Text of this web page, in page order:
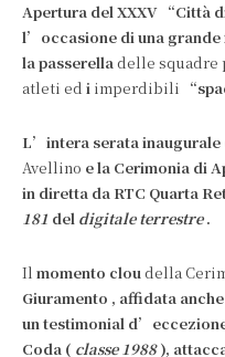
Apertura del XXXV “Città
l’occasione di una grande
lapasserelladelle squadre
atleti ed i imperdibili
L’intera serata inaugurale
Avellino e la Cerimonia di
in diretta daRTC Quarta
181 del digitale terrestre.
Il momento cloudella
Giuramento , affidata
untestimonial
Coda ( classe 1988),